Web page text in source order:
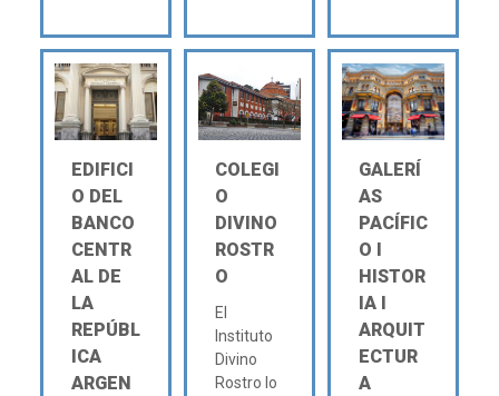
EDIFICI
O DEL
BANCO
CENTR
AL DE
LA
REPÚBL
ICA
ARGEN
COLEGI
O
DIVINO
ROSTR
O
El
Instituto
Divino
Rostro lo
GALERÍ
AS
PACÍFIC
O Ι
HISTOR
IA Ι
ARQUIT
ECTUR
A